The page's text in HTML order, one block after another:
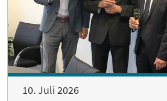
10. Juli 2026